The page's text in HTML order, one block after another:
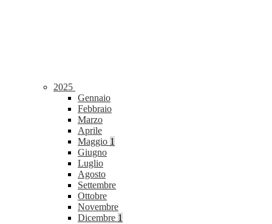
2025
Gennaio
Febbraio
Marzo
Aprile
Maggio 1
Giugno
Luglio
Agosto
Settembre
Ottobre
Novembre
Dicembre 1